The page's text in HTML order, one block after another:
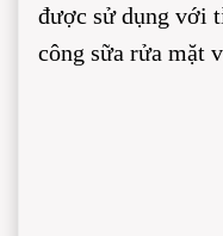
được sử dụng với
công sữa rửa mặt